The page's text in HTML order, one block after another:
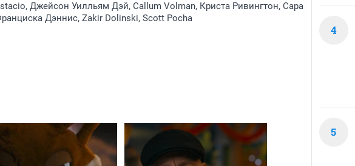
Джейсон Уилльям Дэй, Callum Volman, Криста Ривингтон, Сара
Дэннис, Zakir Dolinski, Scott Pocha
4
5